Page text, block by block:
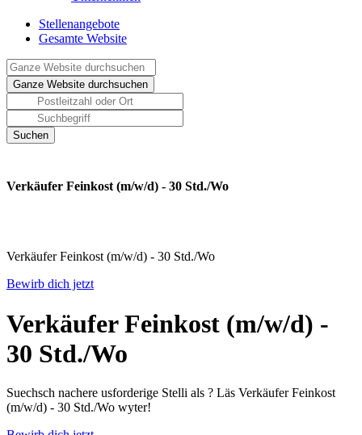
Stellenangebote
Gesamte Website
Verkäufer Feinkost (m/w/d) - 30 Std./Wo
Verkäufer Feinkost (m/w/d) - 30 Std./Wo
Bewirb dich jetzt
Verkäufer Feinkost (m/w/d) -
30 Std./Wo
Suechsch nachere usforderige Stelli als ? Läs Verkäufer Feinkost
(m/w/d) - 30 Std./Wo wyter!